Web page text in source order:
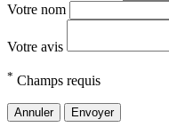
Votre nom
Votre avis
* Champs requis
Annuler Envoyer